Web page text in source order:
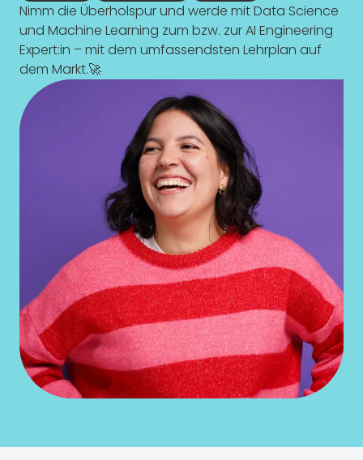
Nimm die Überholspur und werde mit Data Science
und Machine Learning zum bzw. zur AI Engineering
Expert:in – mit dem umfassendsten Lehrplan auf
dem Markt.🚀